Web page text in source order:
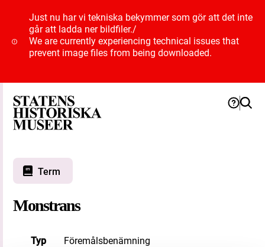
Just nu har vi tekniska bekymmer som gör att det inte
går att ladda ner bildfiler./
We are currently experiencing technical issues that
prevent image files from being downloaded.
Term
Monstrans
Typ
Föremålsbenämning